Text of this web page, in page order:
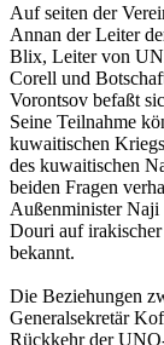
Auf seiten der
Annan der Leiter
Blix, Leiter von
Corell und
Vorontsov befaßt
Seine Teilnahme
kuwaitischen
des kuwaitischen
beiden Fragen
Außenminister
Douri auf
bekannt.
Die Beziehungen
Generalsekretär
Rückkehr der